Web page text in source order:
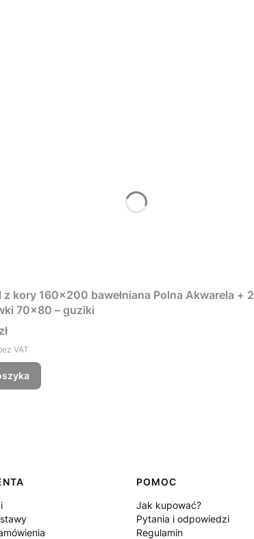
z kory 160x200 bawełniana Polna Akwarela + 2
70x80 – guziki
VAT
POMOC
Jak kupować?
Pytania i odpowiedzi
Regulamin